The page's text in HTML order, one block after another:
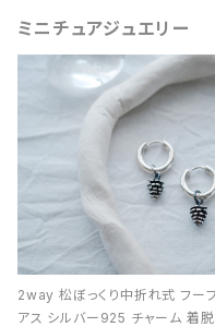
ミニチュアジュエリー
2way 松ぼっくり中折れ式 フー
アス シルバー925 チャーム 着脱